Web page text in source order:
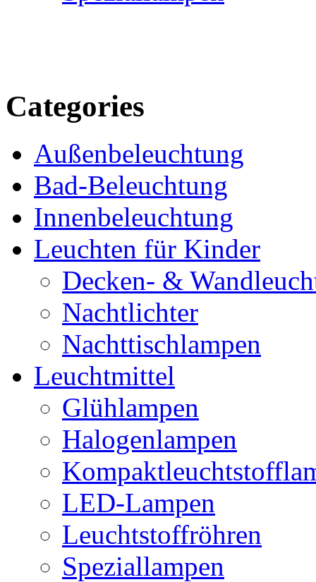
Categories
Außenbeleuchtung
Bad-Beleuchtung
Innenbeleuchtung
Leuchten für Kinder
Decken- &
Nachtlichter
Nachttischlampen
Leuchtmittel
Glühlampen
Halogenlampen
LED-Lampen
Leuchtstoffröhren
Speziallampen